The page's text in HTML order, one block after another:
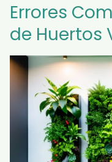
Errores
de Huertos